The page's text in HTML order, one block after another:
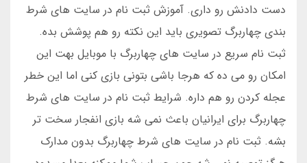
دست دادنش رو داری. آموزش ثبت نام در سایت های شرط
بندی چهاربرگ تصویری باید این نکته رو هم پوشش بده.
ثبت نام سریع در سایت های چهاربرگ با موبایل بهت این
امکان رو می ده که هرجا باشی بتونی بازی کنی اما این خطر
عجله کردن رو هم داره. شرایط ثبت نام در سایت های شرط
چهاربرگ برای ایرانیان باعث نمی شه بازی انفجار سخت تر
بشه. ثبت نام در سایت های شرط چهاربرگ بدون مدارک